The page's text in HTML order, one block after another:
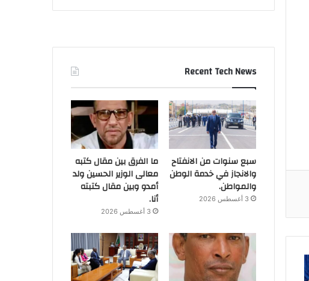
Recent Tech News
سبع سنوات من الانفتاح
والانجاز في خدمة الوطن
والمواطن.
3 أغسطس 2026
ما الفرق بين مقال كتبه
معالى الوزير الحسين ولد
أمدو وبين مقال كتبته
أنا.
3 أغسطس 2026